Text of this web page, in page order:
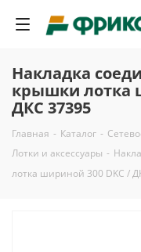
Накладка
крышки лотка
ДКС 37395
Главная - Каталог -
Лотки и аксессуары -
лотка шириной 300 DKC /